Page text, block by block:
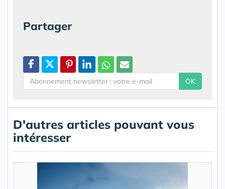
Partager
OK
D'autres articles pouvant vous
intéresser